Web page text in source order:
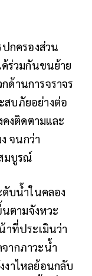
กครองส่วน
ร่วมกันขนย้าย
ด้านการจราจร
บภัยอย่างต่อ
งติดตามและ
จนกว่า
มบูรณ์
ดับน้ำในคลอง
นตามจังหวะ
าที่ประเมินว่า
ากภาวะน้ำ
งาไหลย้อนกลับ